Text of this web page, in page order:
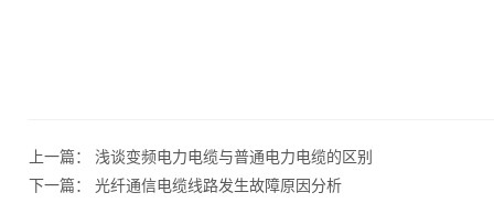
上一篇： 浅谈变频电力电缆与普通电力电缆的区别
下一篇： 光纤通信电缆线路发生故障原因分析